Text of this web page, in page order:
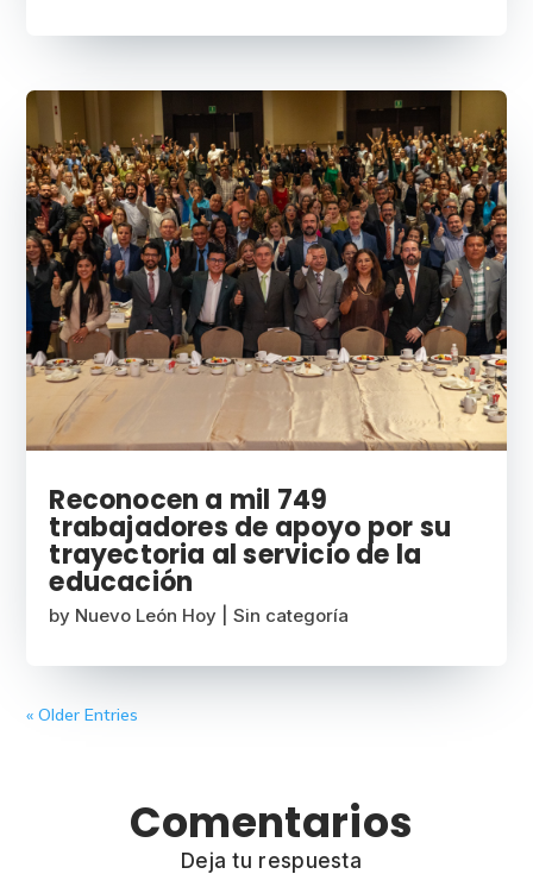
Reconocen a mil 749
trabajadores de apoyo por su
trayectoria al servicio de la
educación
by Nuevo León Hoy |Sin categoría
« Older Entries
Comentarios
Deja tu respuesta